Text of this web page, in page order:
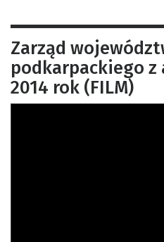
Zarząd
podkarpackiego
2014 rok (FILM)